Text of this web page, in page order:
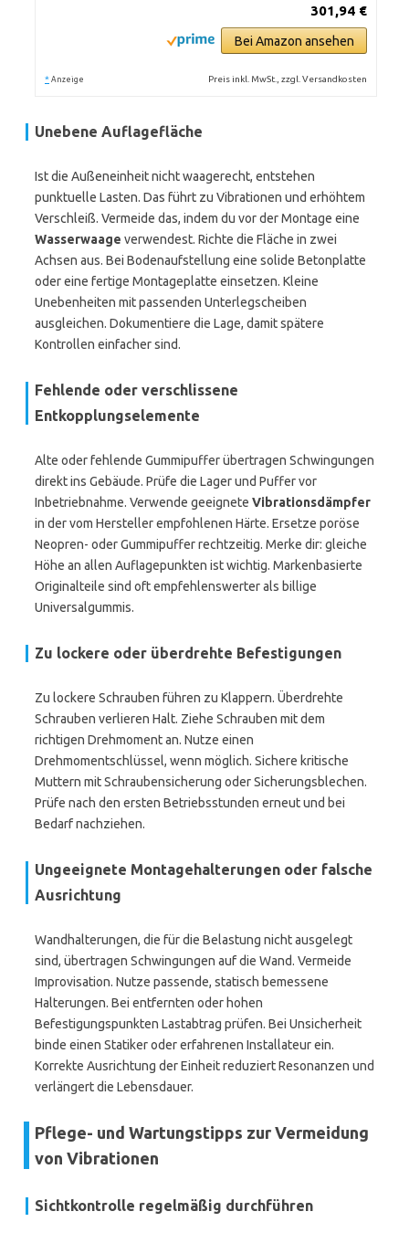
301,94 €
Bei Amazon ansehen
* Anzeige Preis inkl. MwSt., zzgl. Versandkosten
Unebene Auflagefläche
Ist die Außeneinheit nicht waagerecht, entstehen
punktuelle Lasten. Das führt zu Vibrationen und erhöhtem
Verschleiß. Vermeide das, indem du vor der Montage eine
Wasserwaage verwendest. Richte die Fläche in zwei
Achsen aus. Bei Bodenaufstellung eine solide Betonplatte
oder eine fertige Montageplatte einsetzen. Kleine
Unebenheiten mit passenden Unterlegscheiben
ausgleichen. Dokumentiere die Lage, damit spätere
Kontrollen einfacher sind.
Fehlende oder verschlissene
Entkopplungselemente
Alte oder fehlende Gummipuffer übertragen Schwingungen
direkt ins Gebäude. Prüfe die Lager und Puffer vor
Inbetriebnahme. Verwende geeignete Vibrationsdämpfer
in der vom Hersteller empfohlenen Härte. Ersetze poröse
Neopren- oder Gummipuffer rechtzeitig. Merke dir: gleiche
Höhe an allen Auflagepunkten ist wichtig. Markenbasierte
Originalteile sind oft empfehlenswerter als billige
Universalgummis.
Zu lockere oder überdrehte Befestigungen
Zu lockere Schrauben führen zu Klappern. Überdrehte
Schrauben verlieren Halt. Ziehe Schrauben mit dem
richtigen Drehmoment an. Nutze einen
Drehmomentschlüssel, wenn möglich. Sichere kritische
Muttern mit Schraubensicherung oder Sicherungsblechen.
Prüfe nach den ersten Betriebsstunden erneut und bei
Bedarf nachziehen.
Ungeeignete Montagehalterungen oder falsche
Ausrichtung
Wandhalterungen, die für die Belastung nicht ausgelegt
sind, übertragen Schwingungen auf die Wand. Vermeide
Improvisation. Nutze passende, statisch bemessene
Halterungen. Bei entfernten oder hohen
Befestigungspunkten Lastabtrag prüfen. Bei Unsicherheit
binde einen Statiker oder erfahrenen Installateur ein.
Korrekte Ausrichtung der Einheit reduziert Resonanzen und
verlängert die Lebensdauer.
Pflege- und Wartungstipps zur Vermeidung
von Vibrationen
Sichtkontrolle regelmäßig durchführen